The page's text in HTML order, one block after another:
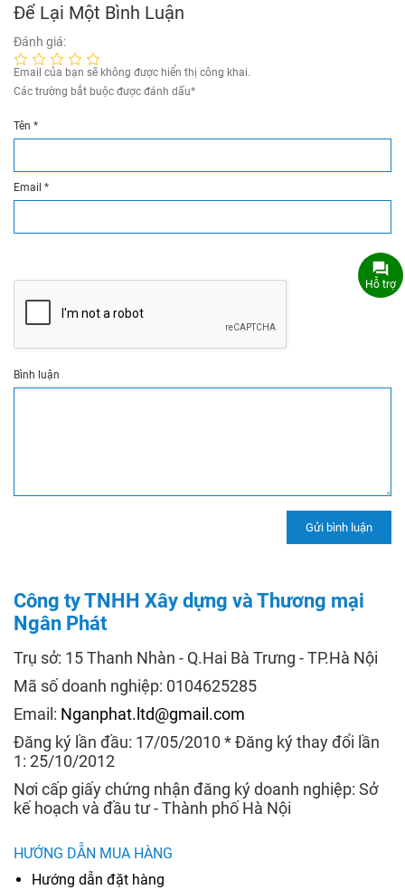
Để Lại Một Bình Luận
Đánh giá:
Email của bạn sẽ không được hiển thị công khai.
Các trường bắt buộc được đánh dấu*
Tên *
Email *
Bình luận
Công ty TNHH Xây dựng và Thương mại
Ngân Phát
Trụ sở: 15 Thanh Nhàn - Q.Hai Bà Trưng - TP.Hà Nội
Mã số doanh nghiệp: 0104625285
Email: Nganphat.ltd@gmail.com
Đăng ký lần đầu: 17/05/2010 * Đăng ký thay đổi lần
1: 25/10/2012
Nơi cấp giấy chứng nhận đăng ký doanh nghiệp: Sở
kế hoạch và đầu tư - Thành phố Hà Nội
HƯỚNG DẪN MUA HÀNG
Hướng dẫn đặt hàng
Hỗ trợ